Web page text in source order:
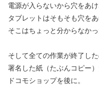
電源が入らないから穴をあけ
タブレットはそもそも穴をあ
そこはちょっと分からなかっ
そして全ての作業が終了した
署名した紙（たぶんコピー
ドコモショップを後に。